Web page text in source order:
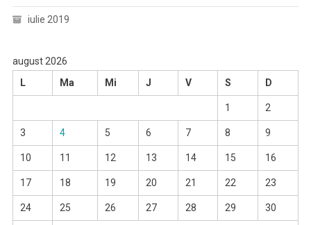
iulie 2019
august 2026
L
Ma Mi J V S D
1 2
3 4 5 6 7 8 9
10 11 12 13 14 15 16
17 18 19 20 21 22 23
24 25 26 27 28 29 30